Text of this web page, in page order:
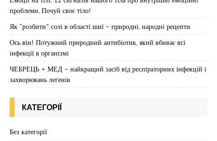
проблеми. Почуй своє тіло!
Як “розбити” солі в області шиї – природні, народні рецепти
Ось він! Потужний природний антибіотик, який вбиває всі
інфекції в організмі
ЧЕБРЕЦЬ + МЕД – найкращий засіб від респіраторних інфекцій і
захворювань легенів
КАТЕГОРІЇ
Без категорії